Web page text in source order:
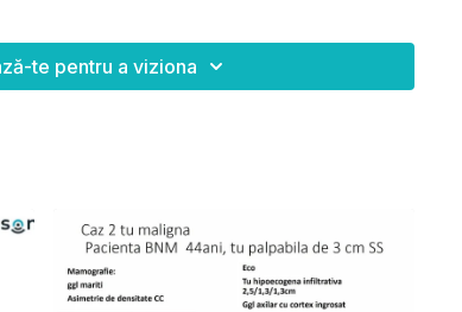
te pentru a viziona